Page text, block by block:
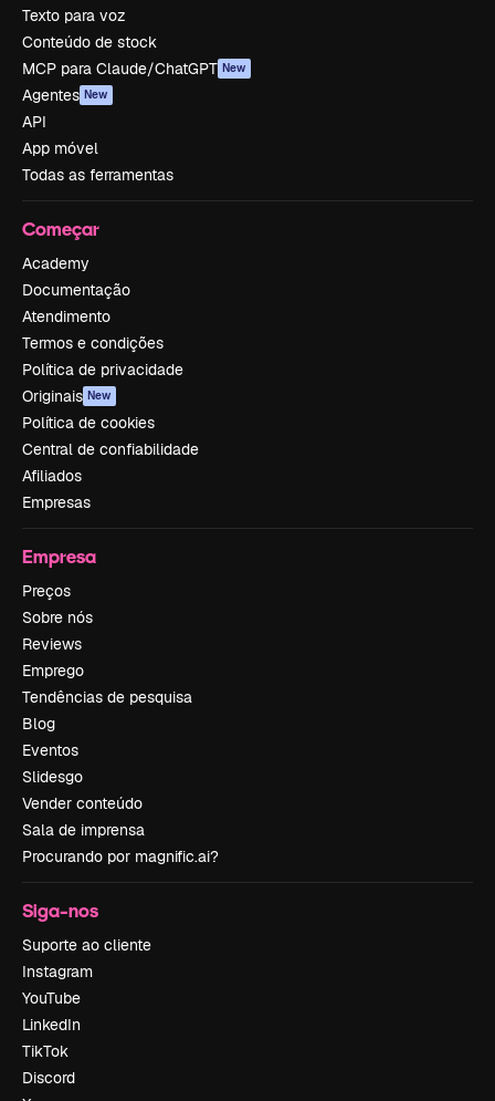
Texto para voz
Conteúdo de stock
MCP para Claude/ChatGPT New
Agentes New
API
App móvel
Todas as ferramentas
Começar
Academy
Documentação
Atendimento
Termos e condições
Política de privacidade
Originais New
Política de cookies
Central de confiabilidade
Afiliados
Empresas
Empresa
Preços
Sobre nós
Reviews
Emprego
Tendências de pesquisa
Blog
Eventos
Slidesgo
Vender conteúdo
Sala de imprensa
Procurando por magnific.ai?
Siga-nos
Suporte ao cliente
Instagram
YouTube
LinkedIn
TikTok
Discord